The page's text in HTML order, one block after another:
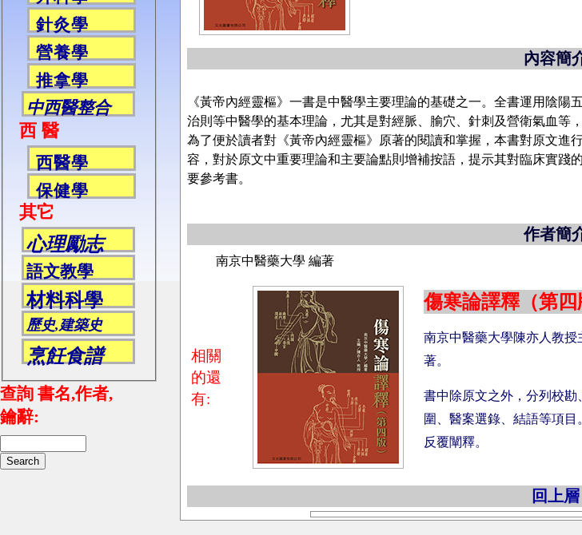
針灸學
營養學
推拿學
中西醫整合
西 醫
西醫學
保健學
其它
心理勵志
語文教學
材料科學
歷史,建築史
烹飪食譜
查詢 書名,作者,
鑰辭:
內容簡
《黃帝內經靈樞》一書是中醫學主要理論的基礎之一。全書運用陰陽
治則等中醫學的基本理論，尤其是對經脈、腧穴、針刺及營衛氣血等
為了便於讀者對《黃帝內經靈樞》原著的閱讀和掌握，本書對原文進
容，對於原文中重要理論和主要論點則增補按語，提示其對臨床實踐
要參考書。
作者簡
南京中醫藥大學 編著
相關
的還
有:
傷寒論譯釋（第四
南京中醫藥大學陳亦人教
著。
書中除原文之外，分列校
圍、醫案選錄、結語等項
反覆闡釋。
回上層